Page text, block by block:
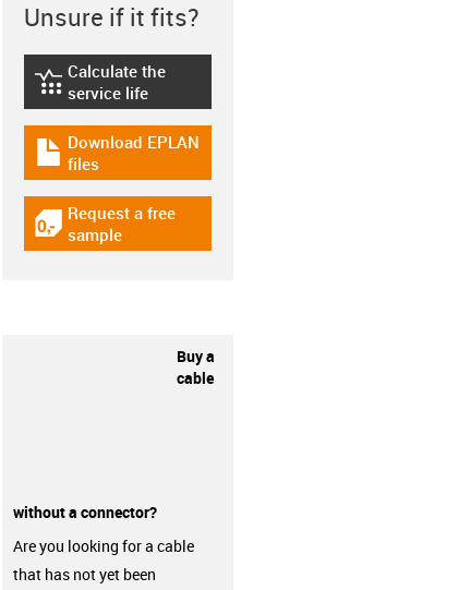
Unsure if it fits?
igus-icon-lebensdauerrechner
Calculate the
service life
igus-icon-download-plan
Download EPLAN
files
igus-icon-gratismuster
Request a free
sample
Buy a
cable
without a connector?
Are you looking for a cable
that has not yet been